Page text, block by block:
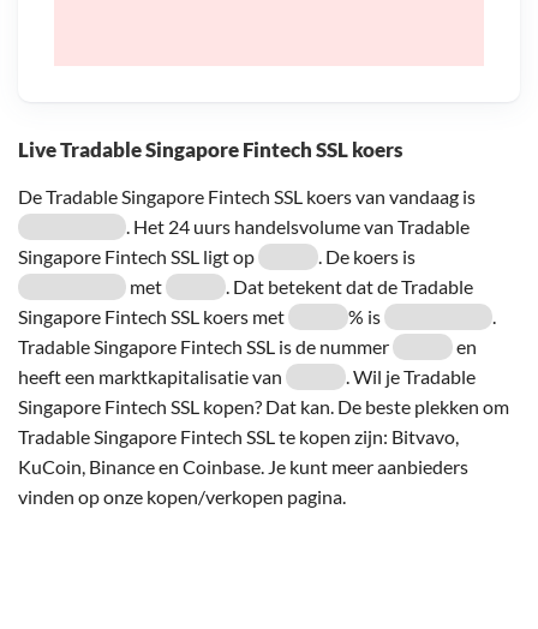
Live Tradable Singapore Fintech SSL koers
De Tradable Singapore Fintech SSL koers van vandaag is
. Het 24 uurs handelsvolume van Tradable
Singapore Fintech SSL ligt op
. De koers is
met
. Dat betekent dat de Tradable
Singapore Fintech SSL koers met
% is
.
Tradable Singapore Fintech SSL is de nummer
en
heeft een marktkapitalisatie van
. Wil je Tradable
Singapore Fintech SSL kopen? Dat kan. De beste plekken om
Tradable Singapore Fintech SSL te kopen zijn: Bitvavo,
KuCoin, Binance en Coinbase. Je kunt meer aanbieders
vinden op onze kopen/verkopen pagina.